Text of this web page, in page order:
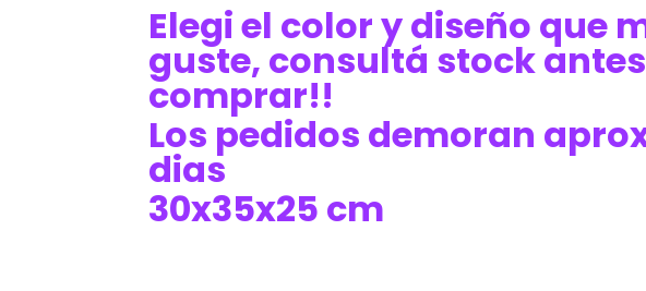
Elegi el color y diseño que
guste, consultá stock
comprar!!
Los pedidos demoran
dias
30x35x25 cm